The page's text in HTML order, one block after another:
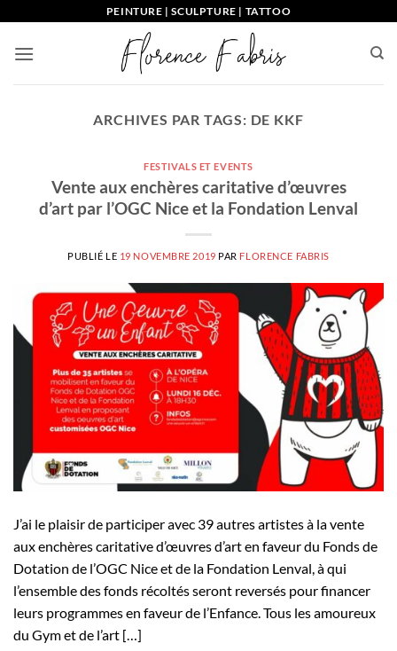
contenu
PEINTURE | SCULPTURE | TATTOO
ARCHIVES PAR TAGS: DE KKF
FESTIVALS ET EVENTS
Vente aux enchères caritative d’œuvres
d’art par l’OGC Nice et la Fondation Lenval
PUBLIÉ LE 19 NOVEMBRE 2019 PAR FLORENCE FABRIS
J’ai le plaisir de participer avec 39 autres artistes à la vente
aux enchères caritative d’œuvres d’art en faveur du Fonds de
Dotation de l’OGC Nice et de la Fondation Lenval, à qui
l’ensemble des fonds récoltés seront reversés pour financer
leurs programmes en faveur de l’Enfance. Tous les amoureux
du Gym et de l’art […]